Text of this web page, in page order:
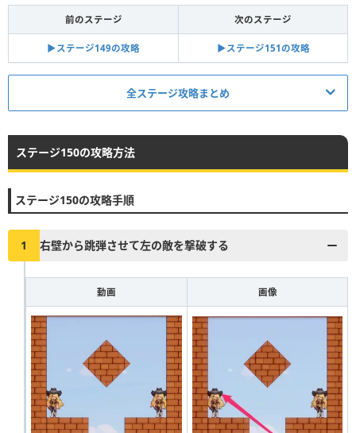
前のステージ 次のステージ
▶︎ステージ149の攻略 ▶︎ステージ151の攻略
全ステージ攻略まとめ
▶︎真昼の決闘とファストドロウの解説に戻る
11 12 13 14 15 16 17 18 19 20
21 22 23 24 25 26 27
43 48
55 56 60
63 64 65 66 68 70
73 75 76 78 80
82 85 86 87 90
ステージ150の攻略方法
ステージ150の攻略手順
1 右壁から跳弾させて左の敵を撃破する
動画 画像